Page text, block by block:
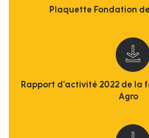
Plaquette Fondation
Rapport d'activité 2022 de la
Agro